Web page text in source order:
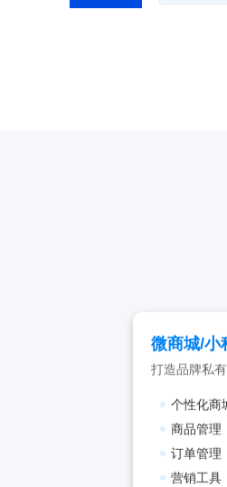
微商城/小
打造品牌私
个性化商
商品管理
订单管理
营销工具